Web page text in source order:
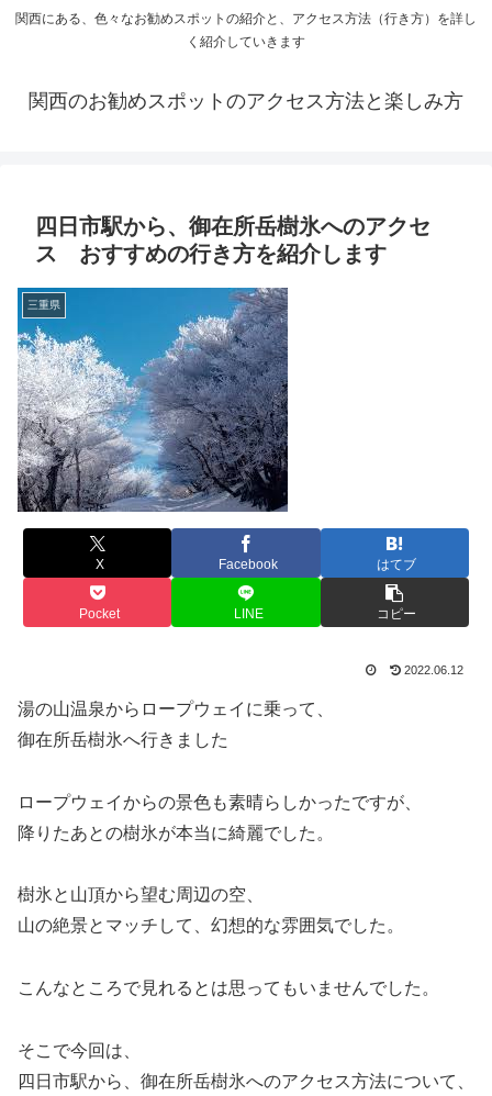
関西にある、色々なお勧めスポットの紹介と、アクセス方法（行き方）を詳し
く紹介していきます
関西のお勧めスポットのアクセス方法と楽しみ方
四日市駅から、御在所岳樹氷へのアクセ
ス おすすめの行き方を紹介します
三重県
X Facebook はてブ
Pocket LINE コピー
2022.06.12
湯の山温泉からロープウェイに乗って、
御在所岳樹氷へ行きました
ロープウェイからの景色も素晴らしかったですが、
降りたあとの樹氷が本当に綺麗でした。
樹氷と山頂から望む周辺の空、
山の絶景とマッチして、幻想的な雰囲気でした。
こんなところで見れるとは思ってもいませんでした。
そこで今回は、
四日市駅から、御在所岳樹氷へのアクセス方法について、